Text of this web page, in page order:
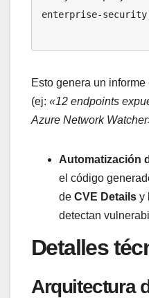
enterprise-
Esto genera un
(ej: «12 endpoints
Azure Network
Automatización
el código
de CVE Details y
detectan
Detalles
Arquitectura